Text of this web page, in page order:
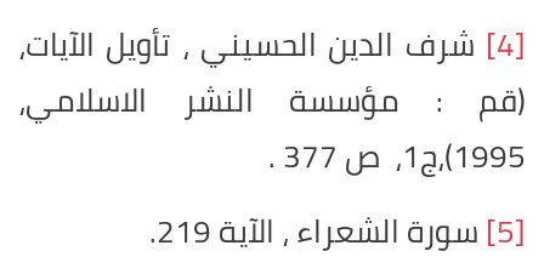
[4] شرف الدين الحسيني ، تأويل الآيات،
(قم : مؤسسة النشر الاسلامي،
1995)،ج1، ص 377 .
[5]سورة الشعراء ، الآية 219.